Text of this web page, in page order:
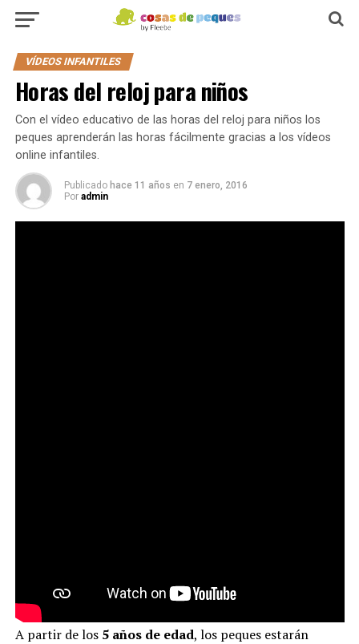
VÍDEOS INFANTILES
Horas del reloj para niños
Con el vídeo educativo de las horas del reloj para niños los
peques aprenderán las horas fácilmente gracias a los vídeos
online infantiles.
Publicado hace 11 años en 7 enero, 2016
Por admin
A partir de los 5 años de edad, los peques estarán